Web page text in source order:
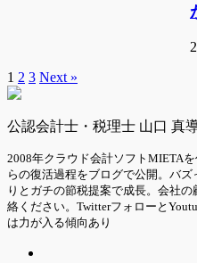
1 2 3 Next »
公認会計士・税理士 山口 真
2008年クラウド会計ソフトMIETA
らの復活過程をブログで公開。バ
りとガチの節税提案で成長。会社
絡ください。Twitterフォローと
は力が入る傾向あり